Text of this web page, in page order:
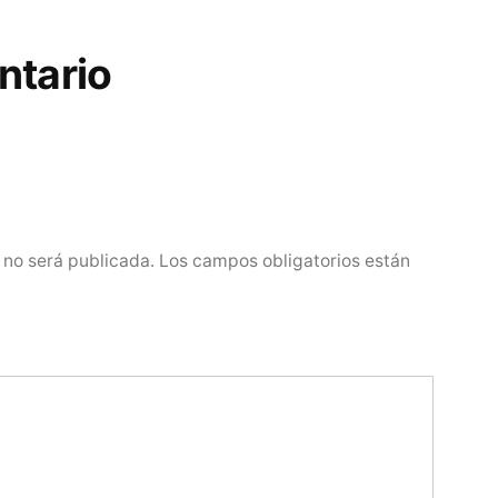
será publicada. Los campos obligatorios están